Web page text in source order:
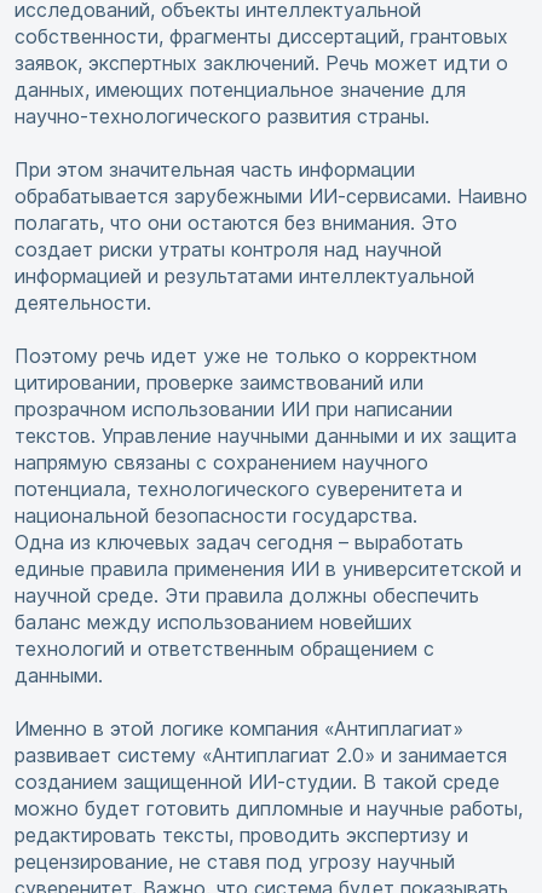
исследований, объекты интеллектуальной
собственности, фрагменты диссертаций, грантовых
заявок, экспертных заключений. Речь может идти о
данных, имеющих потенциальное значение для
научно-технологического развития страны.
При этом значительная часть информации
обрабатывается зарубежными ИИ-сервисами. Наивно
полагать, что они остаются без внимания. Это
создает риски утраты контроля над научной
информацией и результатами интеллектуальной
деятельности.
Поэтому речь идет уже не только о корректном
цитировании, проверке заимствований или
прозрачном использовании ИИ при написании
текстов. Управление научными данными и их защита
напрямую связаны с сохранением научного
потенциала, технологического суверенитета и
национальной безопасности государства.
Одна из ключевых задач сегодня – выработать
единые правила применения ИИ в университетской и
научной среде. Эти правила должны обеспечить
баланс между использованием новейших
технологий и ответственным обращением с
данными.
Именно в этой логике компания «Антиплагиат»
развивает систему «Антиплагиат 2.0» и занимается
созданием защищенной ИИ-студии. В такой среде
можно будет готовить дипломные и научные работы,
редактировать тексты, проводить экспертизу и
рецензирование, не ставя под угрозу научный